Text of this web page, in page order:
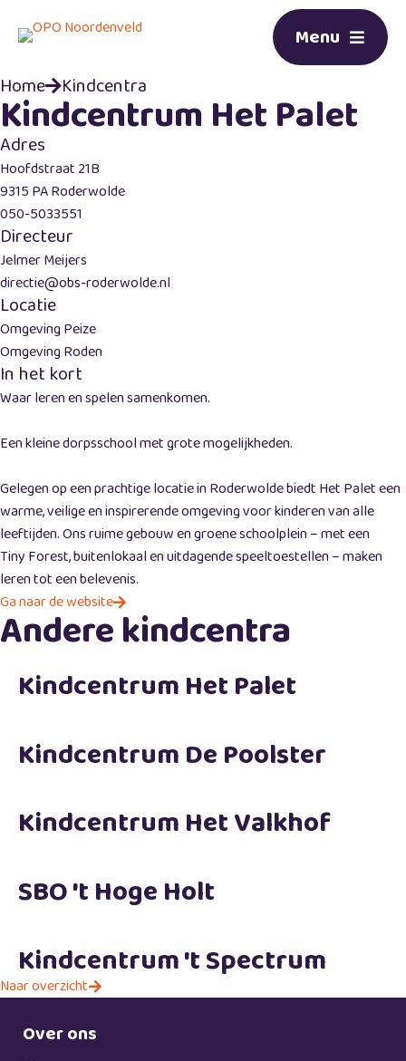
Menu
Home
Kindcentra
Kindcentrum Het Palet
Adres
Hoofdstraat 21B
9315 PA Roderwolde
050-5033551
Directeur
Jelmer Meijers
directie@obs-roderwolde.nl
Locatie
Omgeving Peize
Omgeving Roden
In het kort
Waar leren en spelen samenkomen.
Een kleine dorpsschool met grote mogelijkheden.
Gelegen op een prachtige locatie in Roderwolde biedt Het Palet een
warme, veilige en inspirerende omgeving voor kinderen van alle
leeftijden. Ons ruime gebouw en groene schoolplein – met een
Tiny Forest, buitenlokaal en uitdagende speeltoestellen – maken
leren tot een belevenis.
Ga naar de website
Andere kindcentra
Kindcentrum Het Palet
Kindcentrum De Poolster
Kindcentrum Het Valkhof
SBO 't Hoge Holt
Kindcentrum 't Spectrum
Naar overzicht
Over ons